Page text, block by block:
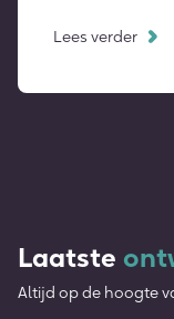
Lees verder
Laatste
Altijd op de hoogte